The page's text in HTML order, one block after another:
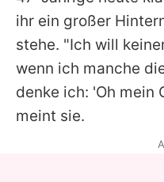
ihr ein großer
stehe. "Ich will
wenn ich manche
denke ich: 'Oh mein
meint sie.